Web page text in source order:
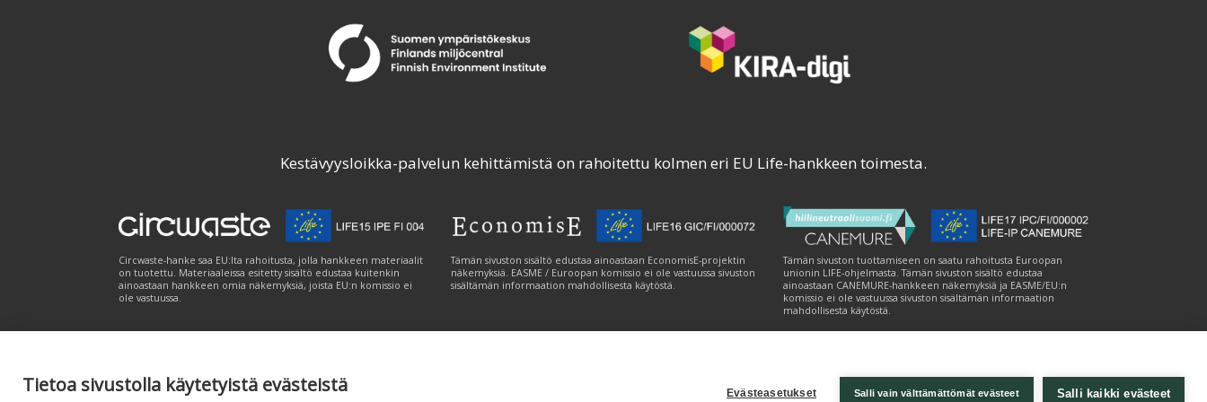
Tietoa sivustolla käytetyistä evästeistä Evästeasetukset Salli vain välttämättömät evästeet Salli kaikki evästeet
Kestävyysloikka-palvelun kehittämistä on rahoitettu kolmen eri EU Life-hankkeen toimesta.
Circwaste-hanke saa EU:lta rahoitusta, jolla hankkeen materiaalit
on tuotettu. Materiaaleissa esitetty sisältö edustaa kuitenkin
ainoastaan hankkeen omia näkemyksiä, joista EU:n komissio ei
ole vastuussa.
Tämän sivuston sisältö edustaa ainoastaan EconomisE-projektin
näkemyksiä. EASME / Euroopan komissio ei ole vastuussa sivuston
sisältämän informaation mahdollisesta käytöstä.
Tämän sivuston tuottamiseen on saatu rahoitusta Euroopan
unionin LIFE-ohjelmasta. Tämän sivuston sisältö edustaa
ainoastaan CANEMURE-hankkeen näkemyksiä ja EASME/EU:n
komissio ei ole vastuussa sivuston sisältämän informaation
mahdollisesta käytöstä.